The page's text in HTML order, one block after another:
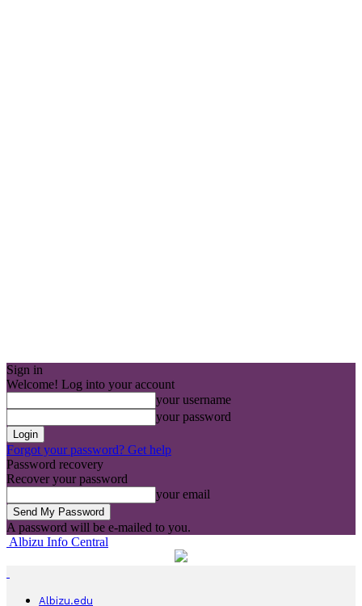
Sign in
Welcome! Log into your account
your username
your password
Forgot your password? Get help
Password recovery
Recover your password
your email
A password will be e-mailed to you.
Albizu Info Central
Albizu.edu